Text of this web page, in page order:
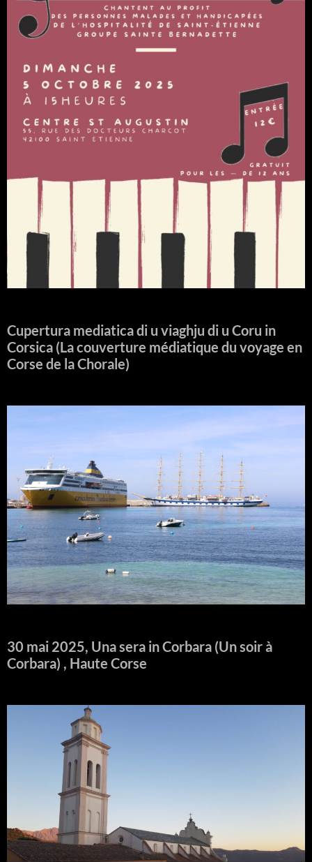
Cupertura mediatica di u viaghju di u Coru in
Corsica (La couverture médiatique du voyage en
Corse de la Chorale)
30 mai 2025, Una sera in Corbara (Un soir à
Corbara) , Haute Corse